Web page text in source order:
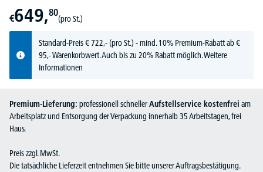
€649,80
(pro St.)
Standard-Preis€722,-(pro St.) - mind. 10% Premium-Rabatt ab €
95,- Warenkorbwert. Auch bis zu 20% Rabatt möglich.Weitere
Informationen
Premium-Lieferung: professionell schnellerAufstellservice kostenfrei am
Arbeitsplatz und Entsorgung der Verpackung innerhalb 35 Arbeitstagen, frei
Haus.
Preis zzgl. MwSt.
Die tatsächliche Lieferzeit entnehmen Sie bitte unserer Auftragsbestätigung.